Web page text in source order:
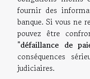
fournir des
banque. Si vous ne
pouvez être
"défaillance de
conséquences
judiciaires.